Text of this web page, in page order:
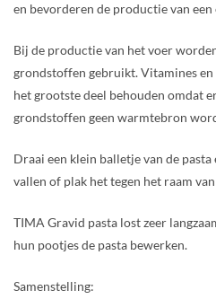
en bevorderen de productie van een
Bij de productie van het voer
grondstoffen gebruikt. Vitamines
het grootste deel behouden omdat
grondstoffen geen warmtebron
Draai een klein balletje van de
vallen of plak het tegen het raam
TIMA Gravid pasta lost zeer
hun pootjes de pasta bewerken.
Samenstelling: